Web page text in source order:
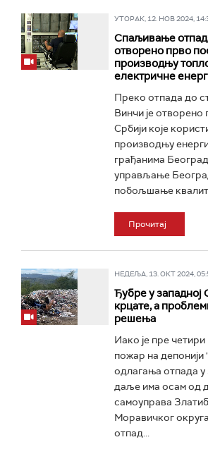
УТОРАК, 12. НОВ 2024,
Спаљивање
отворено прво
производњу
електричне
Преко отпада до
Винчи је отворено
Србији које
производњу
грађанима
управљање
побољшање
Прочитај
НЕДЕЉА, 13. ОКТ 2024,
Ђубре у западној
крцате, а
решења
Иако је пре
пожар на
одлагања отпада у
даље има осам од
самоуправа
Моравичког
отпад...